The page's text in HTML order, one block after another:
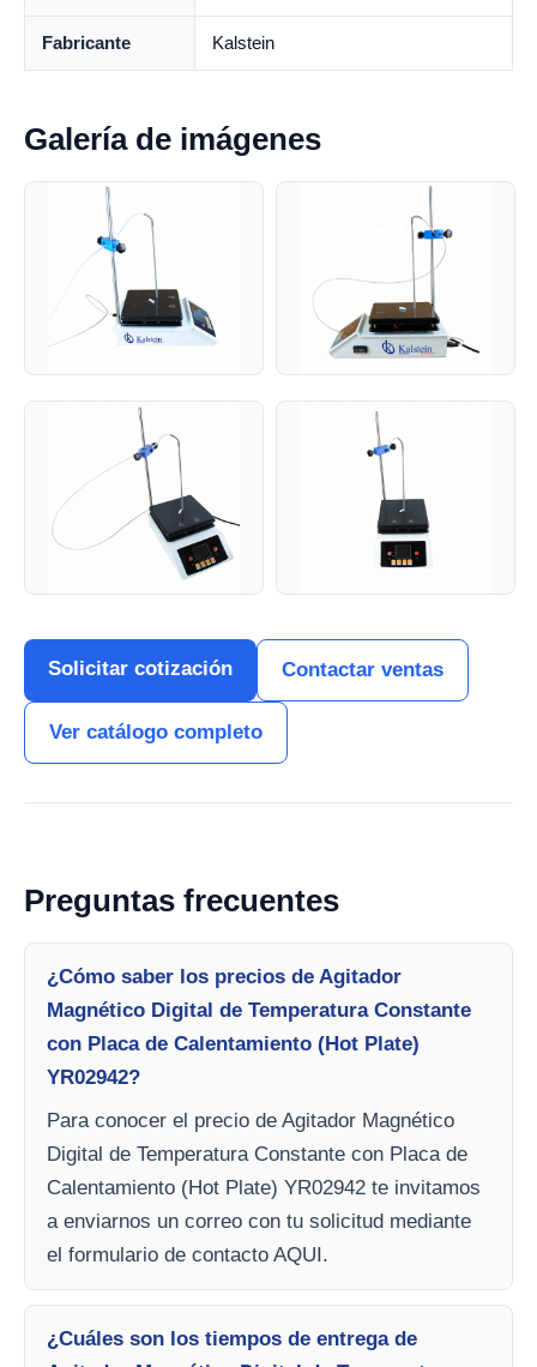
Fabricante Kalstein
Galería de imágenes
Solicitar cotización Contactar ventas
Ver catálogo completo
Preguntas frecuentes
¿Cómo saber los precios de Agitador
Magnético Digital de Temperatura Constante
con Placa de Calentamiento (Hot Plate)
YR02942?
Para conocer el precio de Agitador Magnético
Digital de Temperatura Constante con Placa de
Calentamiento (Hot Plate) YR02942 te invitamos
a enviarnos un correo con tu solicitud mediante
el formulario de contacto AQUI.
¿Cuáles son los tiempos de entrega de